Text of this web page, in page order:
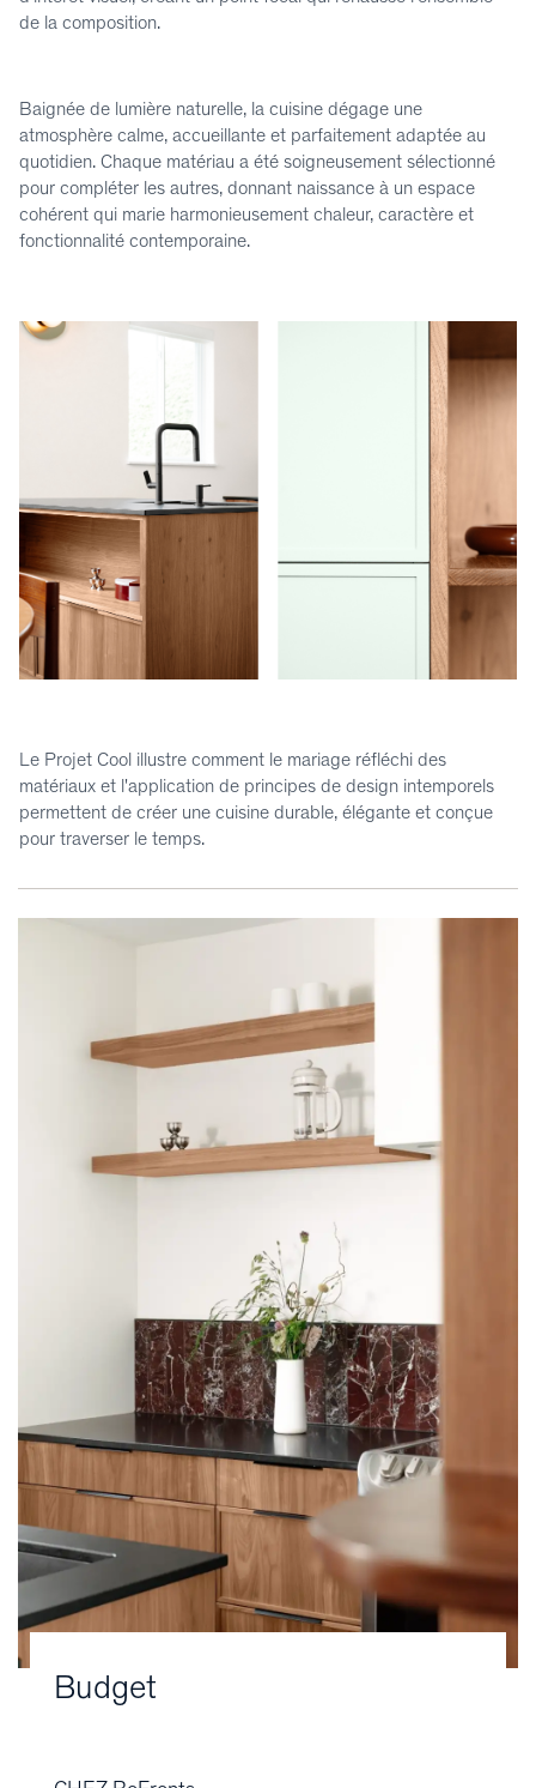
de la composition.
Baignée de lumière naturelle, la cuisine dégage une
atmosphère calme, accueillante et parfaitement adaptée au
quotidien. Chaque matériau a été soigneusement sélectionné
pour compléter les autres, donnant naissance à un espace
cohérent qui marie harmonieusement chaleur, caractère et
fonctionnalité contemporaine.
Le Projet Cool illustre comment le mariage réfléchi des
matériaux et l'application de principes de design intemporels
permettent de créer une cuisine durable, élégante et conçue
pour traverser le temps.
Budget